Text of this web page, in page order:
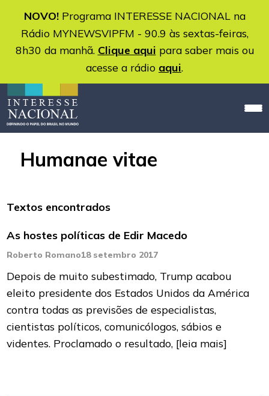
NOVO!Programa INTERESSE NACIONAL na
Rádio MYNEWSVIPFM - 90.9 às sextas-feiras,
8h30 da manhã. Clique aqui para saber mais ou
acesse a rádio aqui.
Humanae vitae
Textos encontrados
As hostes políticas de Edir Macedo
Roberto Romano18 setembro 2017
Depois de muito subestimado, Trump acabou
eleito presidente dos Estados Unidos da América
contra todas as previsões de especialistas,
cientistas políticos, comunicólogos, sábios e
videntes. Proclamado o resultado, [leia mais]